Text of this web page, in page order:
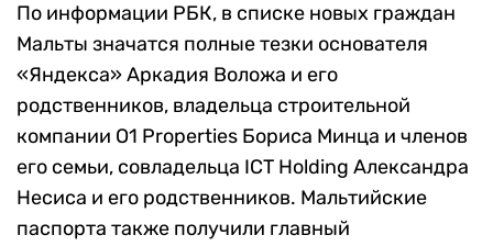
По информации РБК, в списке новых граждан
Мальты значатся полные тезки основателя
«Яндекса» Аркадия Воложа и его
родственников, владельца строительной
компании O1 Properties Бориса Минца и членов
его семьи, совладельца ICT Holding Александра
Несиса и его родственников. Мальтийские
паспорта также получили главный